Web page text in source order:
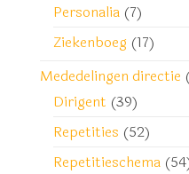
Personalia (7)
Ziekenboeg (17)
Mededelingen directie
Dirigent (39)
Repetities (52)
Repetitieschema